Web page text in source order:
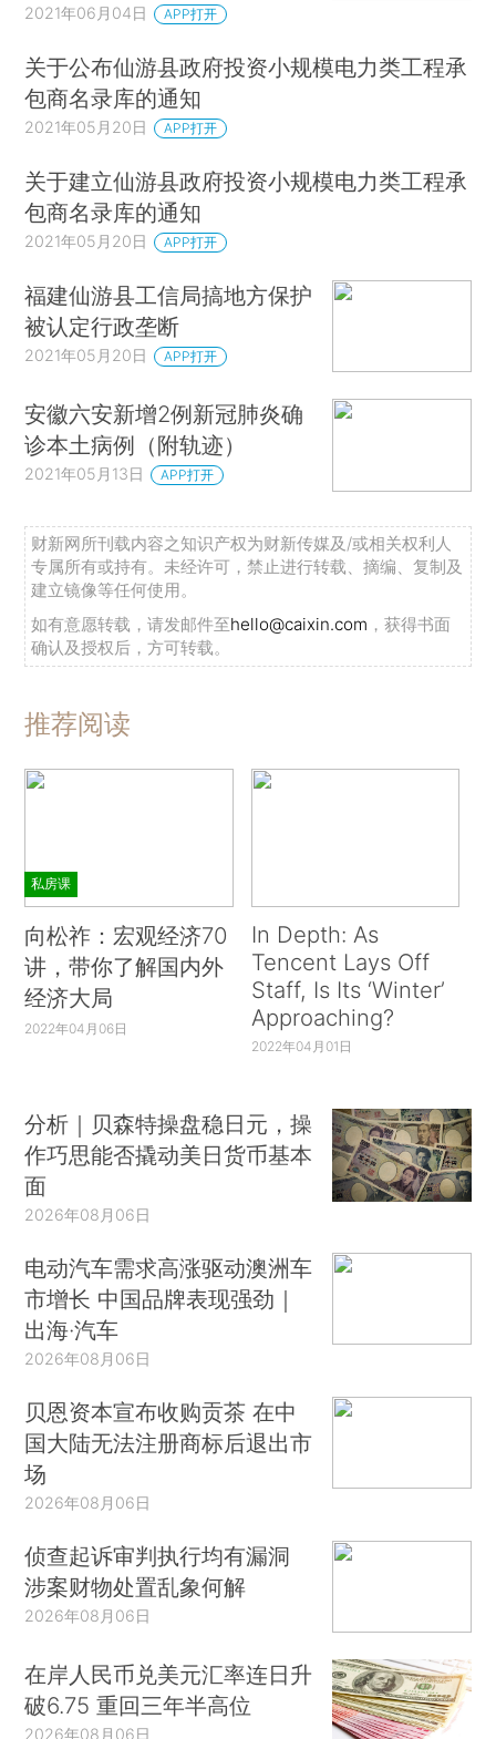
2021年06月04日 APP打开
关于公布仙游县政府投资小规模电力类工程承
包商名录库的通知
2021年05月20日 APP打开
关于建立仙游县政府投资小规模电力类工程承
包商名录库的通知
2021年05月20日 APP打开
福建仙游县工信局搞地方保护
被认定行政垄断
2021年05月20日 APP打开
安徽六安新增2例新冠肺炎确
诊本土病例（附轨迹）
2021年05月13日 APP打开
财新网所刊载内容之知识产权为财新传媒及/或相关权利人
专属所有或持有。未经许可，禁止进行转载、摘编、复制及
建立镜像等任何使用。
如有意愿转载，请发邮件至hello@caixin.com ，获得书面
确认及授权后，方可转载。
推荐阅读
私房课
向松祚：宏观经济70
讲，带你了解国内外
经济大局
2022年04月06日
In Depth: As
Tencent Lays Off
Staff, Is Its ‘Winter’
Approaching?
2022年04月01日
分析｜贝森特操盘稳日元，操
作巧思能否撬动美日货币基本
面
2026年08月06日
电动汽车需求高涨驱动澳洲车
市增长 中国品牌表现强劲｜
出海·汽车
2026年08月06日
贝恩资本宣布收购贡茶 在中
国大陆无法注册商标后退出市
场
2026年08月06日
侦查起诉审判执行均有漏洞
涉案财物处置乱象何解
2026年08月06日
在岸人民币兑美元汇率连日升
破6.75 重回三年半高位
2026年08月06日